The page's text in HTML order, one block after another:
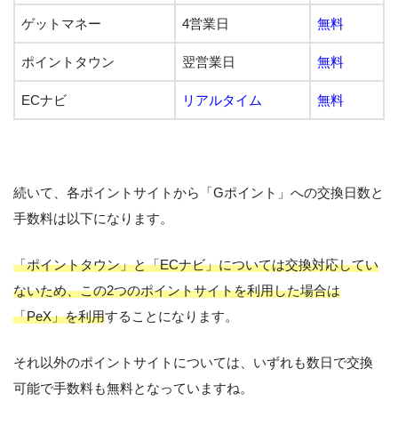
ゲットマネー 4営業日 無料
ポイントタウン 翌営業日 無料
ECナビ リアルタイム 無料
続いて、各ポイントサイトから「Gポイント」への交換日数と
手数料は以下になります。
「ポイントタウン」と「ECナビ」については交換対応してい
ないため、この2つのポイントサイトを利用した場合は
「PeX」を利用することになります。
それ以外のポイントサイトについては、いずれも数日で交換
可能で手数料も無料となっていますね。